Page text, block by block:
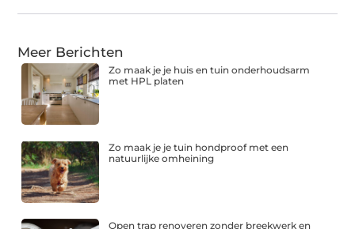
Meer Berichten
Zo maak je je huis en tuin onderhoudsarm
met HPL platen
Zo maak je je tuin hondproof met een
natuurlijke omheining
Open trap renoveren zonder breekwerk en